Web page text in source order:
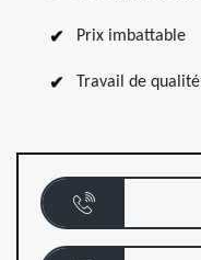
Prix imbattable
Travail de qualité